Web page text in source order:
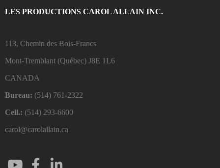
LES PRODUCTIONS CAROL ALLAIN INC.
113, Chemin des Bois-Francs
Mont-Tremblant (Québec) J8E 1L6
CANADA
Bureau: (514) 761-2322
Cell.: (514) 293-6600
carol@carolallain.ca